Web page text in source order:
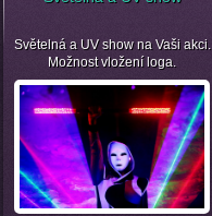
Světelná a UV show na Vaši akci.
Možnost vložení loga.